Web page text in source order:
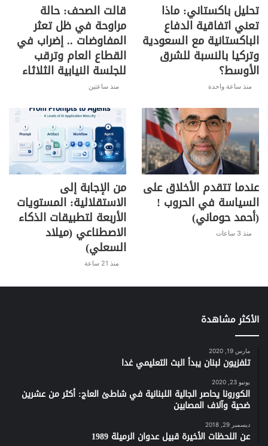
تحليل باكستاني: ماذا
تعني اتفاقية الدفاع
الباكستانية مع السعودية
وتركيا بالنسبة للشرق
الأوسط؟
منذ ساعة واحدة
قالت الصحف: حالة
مراوحة في ظل تعثر
المفاوضات .. إضراب في
القطاع العام وترقب
للجلسة النيابية الثلاثاء
منذ ساعتين
عندما تتقدم الأخلاق على
السياسة في الحروب !
(أحمد حوماني)
منذ 3 ساعات
من الإجابة إلى
الاستقلالية: المستويات
الأربعة لتطبيقات الذكاء
الاصطناعي (ميلاد
السعلي)
منذ 21 ساعة
الأكثر مشاهدة
مارس 19, 2020
تلفزيون لبنان يبدأ البث التعليمي غدا
يونيو 23, 2020
الكورونا يحاصر الجالية اللبنانية في شاطئ العاج: أكثر من عشرين
ضحية وآلاف المصابين
ديسمبر 29, 2018
عن اللحظات الأخيرة قبيل عدوان الرميلة 1989